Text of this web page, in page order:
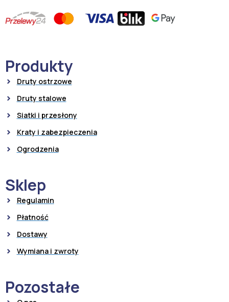
Produkty
Druty ostrzowe
Druty stalowe
Siatki i przesłony
Kraty i zabezpieczenia
Ogrodzenia
Sklep
Regulamin
Płatność
Dostawy
Wymiana i zwroty
Pozostałe